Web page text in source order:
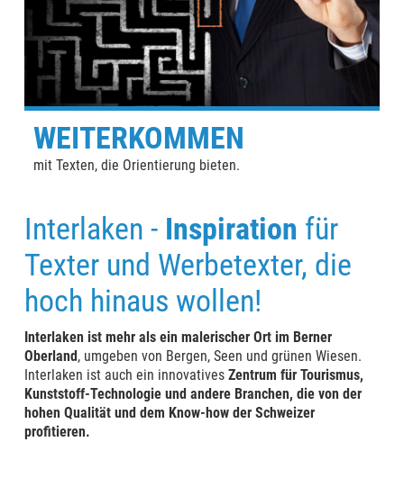
WEITERKOMMEN
mit Texten, die Orientierung bieten.
Interlaken - Inspiration für
Texter und Werbetexter, die
hoch hinaus wollen!
Interlaken ist mehr als ein malerischer Ort im Berner
Oberland, umgeben von Bergen, Seen und grünen Wiesen.
Interlaken ist auch ein innovatives Zentrum für Tourismus,
Kunststoff-Technologie und andere Branchen, die von der
hohen Qualität und dem Know-how der Schweizer
profitieren.